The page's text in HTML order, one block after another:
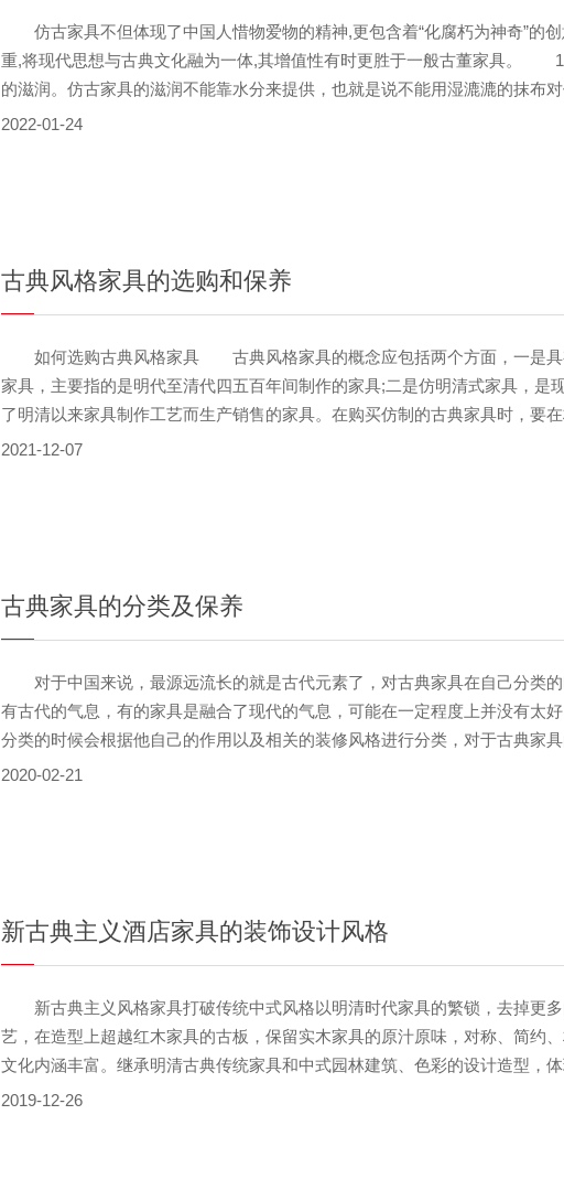
仿古家具不但体现了中国人惜物爱物的精神,更包含着“化腐朽为神奇”的
重,将现代思想与古典文化融为一体,其增值性有时更胜于一般古董家具。
的滋润。仿古家具的滋润不能靠水分来提供，也就是说不能用湿漉漉的抹布
地擦拭，而是我们应该选用专业的家具护理产品。 2、仿古家具不宜放在
2022-01-24
古典风格家具的选购和保养
如何选购古典风格家具 古典风格家具的概念应包括两个方面，一是具
家具，主要指的是明代至清代四五百年间制作的家具;二是仿明清式家具，是
了明清以来家具制作工艺而生产销售的家具。在购买仿制的古典家具时，要
梨木还是紫檀木，这都很有讲究。如果一件古典家具标明是红木或紫檀木的，
2021-12-07
古典家具的分类及保养
对于中国来说，最源远流长的就是古代元素了，对古典家具在自己分类的
有古代的气息，有的家具是融合了现代的气息，可能在一定程度上并没有太
分类的时候会根据他自己的作用以及相关的装修风格进行分类，对于古典家
家具销售是比较好的，现在社会压力比较大，许多人都想在回到家之后拥有一
2020-02-21
新古典主义酒店家具的装饰设计风格
新古典主义风格家具打破传统中式风格以明清时代家具的繁锁，去掉更多
艺，在造型上超越红木家具的古板，保留实木家具的原汁原味，对称、简约、
文化内涵丰富。继承明清古典传统家具和中式园林建筑、色彩的设计造型，
活品味。新古典主义格追求的是一种修身养性的生活境界，中国传统室内装饰
2019-12-26